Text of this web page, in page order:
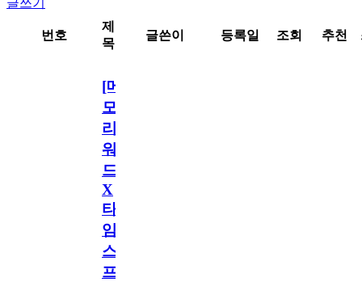
글쓰기
번호
제
목
글쓴이 등록일 조회 추천
[메
모
리
워
드
X
타
임
스
프